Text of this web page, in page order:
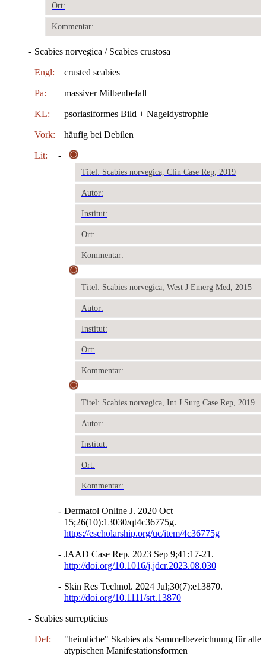
Ort:
Kommentar:
- Scabies norvegica / Scabies crustosa
Engl: crusted scabies
Pa: massiver Milbenbefall
KL: psoriasiformes Bild + Nageldystrophie
Vork: häufig bei Debilen
Lit: -
Titel: Scabies norvegica, Clin Case Rep, 2019
Autor:
Institut:
Ort:
Kommentar:
Titel: Scabies norvegica, West J Emerg Med, 2015
Autor:
Institut:
Ort:
Kommentar:
Titel: Scabies norvegica, Int J Surg Case Rep, 2019
Autor:
Institut:
Ort:
Kommentar:
- Dermatol Online J. 2020 Oct
15;26(10):13030/qt4c36775g.
https://escholarship.org/uc/item/4c36775g
- JAAD Case Rep. 2023 Sep 9;41:17-21.
http://doi.org/10.1016/j.jdcr.2023.08.030
- Skin Res Technol. 2024 Jul;30(7):e13870.
http://doi.org/10.1111/srt.13870
- Scabies surrepticius
Def:
"heimliche" Skabies als Sammelbezeichnung für alle
atypischen Manifestationsformen